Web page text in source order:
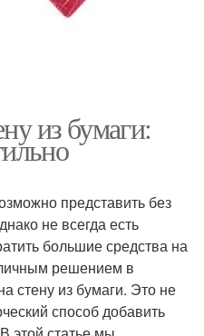
из бумаги:
представить без
не всегда есть
большие средства на
решением в
стену из бумаги. Это не
способ добавить